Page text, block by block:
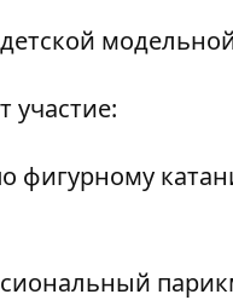
участие:
фигурному